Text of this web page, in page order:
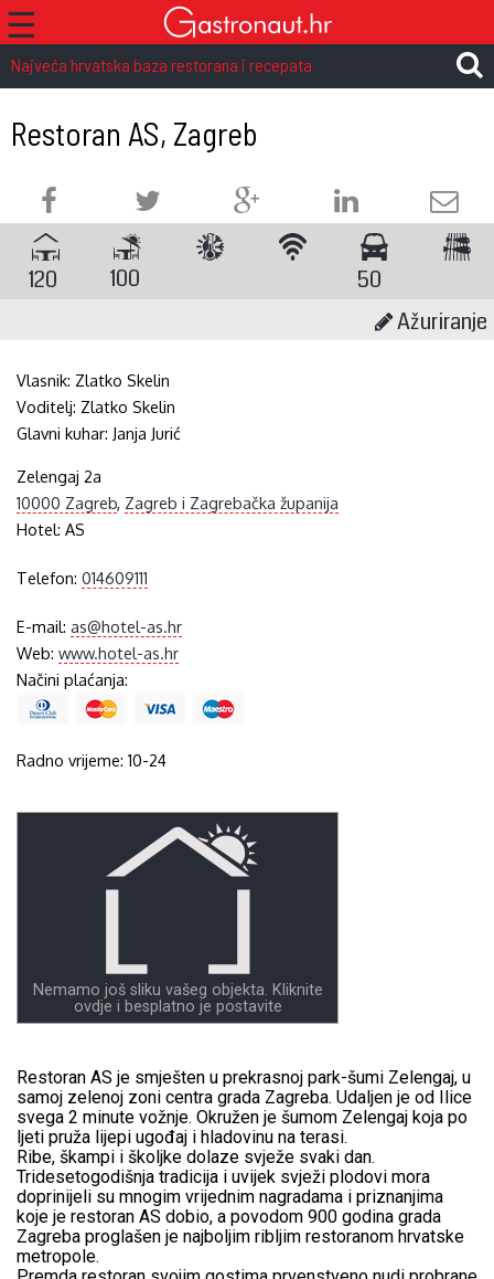
☰
Najveća hrvatska baza restorana i recepata
Restoran AS, Zagreb
120 100
50
Ažuriranje
Vlasnik: Zlatko Skelin
Voditelj: Zlatko Skelin
Glavni kuhar: Janja Jurić
Zelengaj 2a
10000 Zagreb, Zagreb i Zagrebačka županija
Hotel:AS
Telefon:014609111
E-mail:as@hotel-as.hr
Web:www.hotel-as.hr
Načini plaćanja:
Radno vrijeme: 10-24
Nemamo još sliku vašeg objekta. Kliknite
ovdje i besplatno je postavite
Restoran AS je smješten u prekrasnoj park-šumi Zelengaj, u
samoj zelenoj zoni centra grada Zagreba. Udaljen je od Ilice
svega 2 minute vožnje. Okružen je šumom Zelengaj koja po
ljeti pruža lijepi ugođaj i hladovinu na terasi.
Ribe, škampi i školjke dolaze svježe svaki dan.
Tridesetogodišnja tradicija i uvijek svježi plodovi mora
doprinijeli su mnogim vrijednim nagradama i priznanjima
koje je restoran AS dobio, a povodom 900 godina grada
Zagreba proglašen je najboljim ribljim restoranom hrvatske
metropole.